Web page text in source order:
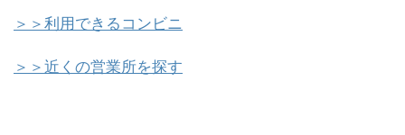
＞＞利用できるコンビニ
＞＞近くの営業所を探す